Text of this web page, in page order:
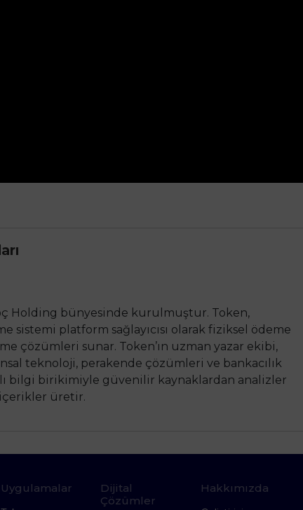
Holding bünyesinde kurulmuştur. Token,
sistemi platform sağlayıcısı olarak fiziksel ödeme
çözümleri sunar. Token’ın uzman yazar ekibi,
teknoloji, perakende çözümleri ve bankacılık
bilgi birikimiyle güvenilir kaynaklardan analizler
üretir.
Uygulamalar
Dijital
Çözümler
Hakkımızda